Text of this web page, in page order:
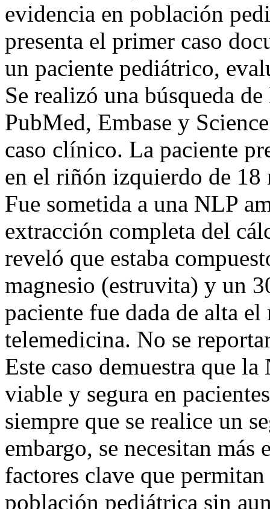
evidencia en población
presenta el primer caso
un paciente pediátrico,
Se realizó una búsqueda
PubMed, Embase y
caso clínico. La paciente
en el riñón izquierdo de
Fue sometida a una NLP
extracción completa del
reveló que estaba
magnesio (estruvita) y un
paciente fue dada de alta
telemedicina. No se
Este caso demuestra que
viable y segura en
siempre que se realice un
embargo, se necesitan
factores clave que
población pediátrica sin